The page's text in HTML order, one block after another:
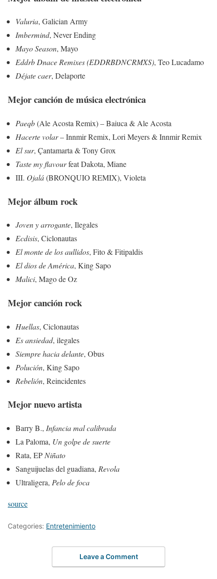
Valuria, Galician Army
Imbermind, Never Ending
Mayo Season, Mayo
Eddrb Dnace Remixes (EDDRBDNCRMXS), Teo Lucadamo
Déjate caer, Delaporte
Mejor canción de música electrónica
Paeqb(Ale Acosta Remix) – Baiuca & Ale Acosta
Hacerte volar– Innmir Remix, Lori Meyers & Innmir Remix
El sur, Çantamarta & Tony Grox
Taste my flavourfeat Dakota, Miane
III. Ojalá(BRONQUIO REMIX), Violeta
Mejor álbum rock
Joven y arrogante, Ilegales
Ecdisis, Ciclonautas
El monte de los aullidos, Fito & Fitipaldis
El dios de América, King Sapo
Malici, Mago de Oz
Mejor canción rock
Huellas, Ciclonautas
Es ansiedad, ilegales
Siempre hacia delante, Obus
Polución, King Sapo
Rebelión, Reincidentes
Mejor nuevo artista
Barry B., Infancia mal calibrada
La Paloma, Un golpe de suerte
Rata, EP Niñato
Sanguijuelas del guadiana, Revola
Ultraligera, Pelo de foca
source
Categories: Entretenimiento
Leave a Comment